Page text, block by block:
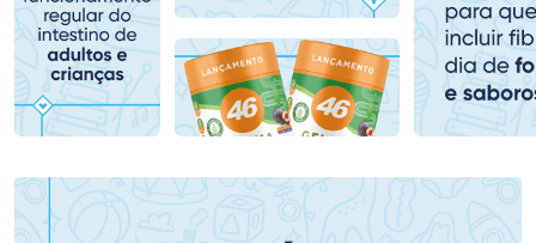
Comprar sem Desconto
Por R$ 80,99/cada
Comprar sem Desconto
Por R$ 80,99/cada
Comprar sem Desconto
Por R$ 80,84/cada
Comprar sem Desconto
Por R$ 80,84/cada